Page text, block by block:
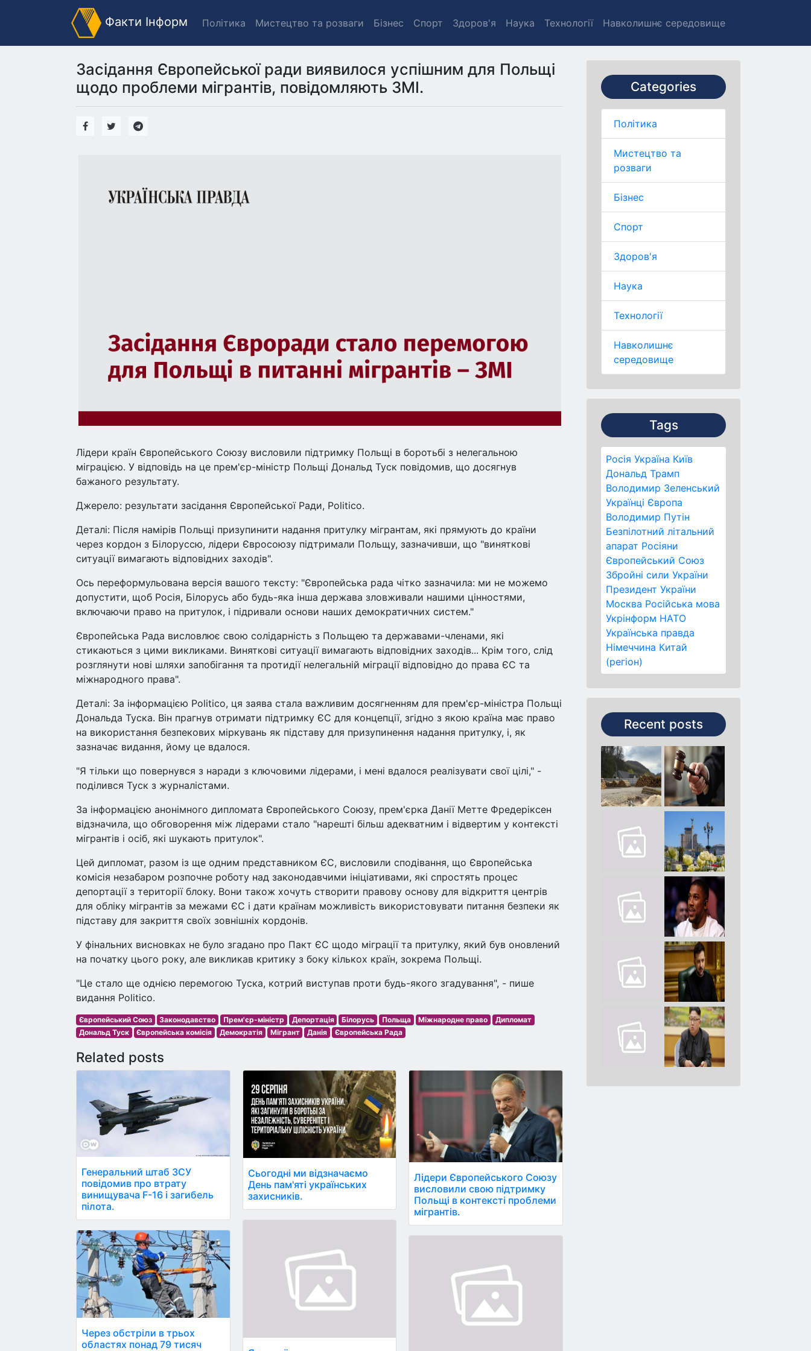
Факти Інформ Політика Мистецтво та розваги Бізнес Спорт Здоров'я Наука Технології Навколишнє середовище
Categories
Політика
Мистецтво та
розваги
Бізнес
Спорт
Здоров'я
Наука
Технології
Навколишнє
середовище
Tags
Росія Україна Київ
Дональд Трамп
Володимир Зеленський
Українці Європа
Володимир Путін
Безпілотний літальний
апарат Росіяни
Європейський Союз
Збройні сили України
Президент України
Москва Російська мова
Укрінформ НАТО
Українська правда
Німеччина Китай
(регіон)
Recent posts
Засідання Європейської ради виявилося успішним для Польщі
щодо проблеми мігрантів, повідомляють ЗМІ.
Лідери країн Європейського Союзу висловили підтримку Польщі в боротьбі з нелегальною
міграцією. У відповідь на це прем'єр-міністр Польщі Дональд Туск повідомив, що досягнув
бажаного результату.
Джерело: результати засідання Європейської Ради, Politico.
Деталі: Після намірів Польщі призупинити надання притулку мігрантам, які прямують до країни
через кордон з Білоруссю, лідери Євросоюзу підтримали Польщу, зазначивши, що "виняткові
ситуації вимагають відповідних заходів".
Ось переформульована версія вашого тексту: "Європейська рада чітко зазначила: ми не можемо
допустити, щоб Росія, Білорусь або будь-яка інша держава зловживали нашими цінностями,
включаючи право на притулок, і підривали основи наших демократичних систем."
Європейська Рада висловлює свою солідарність з Польщею та державами-членами, які
стикаються з цими викликами. Виняткові ситуації вимагають відповідних заходів... Крім того, слід
розглянути нові шляхи запобігання та протидії нелегальній міграції відповідно до права ЄС та
міжнародного права".
Деталі: За інформацією Politico, ця заява стала важливим досягненням для прем'єр-міністра Польщі
Дональда Туска. Він прагнув отримати підтримку ЄС для концепції, згідно з якою країна має право
на використання безпекових міркувань як підставу для призупинення надання притулку, і, як
зазначає видання, йому це вдалося.
"Я тільки що повернувся з наради з ключовими лідерами, і мені вдалося реалізувати свої цілі," -
поділився Туск з журналістами.
За інформацією анонімного дипломата Європейського Союзу, прем'єрка Данії Метте Фредеріксен
відзначила, що обговорення між лідерами стало "нарешті більш адекватним і відвертим у контексті
мігрантів і осіб, які шукають притулок".
Цей дипломат, разом із ще одним представником ЄС, висловили сподівання, що Європейська
комісія незабаром розпочне роботу над законодавчими ініціативами, які спростять процес
депортації з території блоку. Вони також хочуть створити правову основу для відкриття центрів
для обліку мігрантів за межами ЄС і дати країнам можливість використовувати питання безпеки як
підставу для закриття своїх зовнішніх кордонів.
У фінальних висновках не було згадано про Пакт ЄС щодо міграції та притулку, який був оновлений
на початку цього року, але викликав критику з боку кількох країн, зокрема Польщі.
"Це стало ще однією перемогою Туска, котрий виступав проти будь-якого згадування", - пише
видання Politico.
Європейський Союз Законодавство Прем'єр-міністр Депортація Білорусь Польща Міжнародне право
Дипломат
Дональд Туск
Європейська комісія Демократія Мігрант Данія Європейська Рада
Related posts
Генеральний штаб ЗСУ
повідомив про втрату
винищувача F-16 і загибель
пілота.
Через обстріли в трьох
областях понад 79 тисяч
Сьогодні ми відзначаємо
День пам'яті українських
захисників.
Лідери Європейського Союзу
висловили свою підтримку
Польщі в контексті проблеми
мігрантів.